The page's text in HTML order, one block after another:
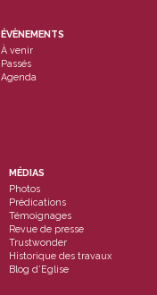
ÉVÈNEMENTS
À venir
Passés
Agenda
MÉDIAS
Photos
Prédications
Témoignages
Revue de presse
Trustwonder
Historique des travaux
Blog d’Eglise